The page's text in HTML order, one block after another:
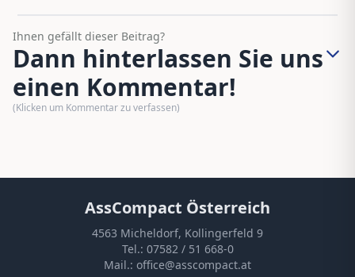
Ihnen gefällt dieser Beitrag?
Dann hinterlassen Sie uns
einen Kommentar!
(Klicken um Kommentar zu verfassen)
AssCompact Österreich
4563 Micheldorf, Kollingerfeld 9
Tel.: 07582 / 51 668-0
Mail.: office@asscompact.at